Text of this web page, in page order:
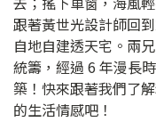
跟著黃世光設計師回
自地自建透天宅。兩
統籌，經過 6 年漫長
築！快來跟著我們了
的生活情感吧！